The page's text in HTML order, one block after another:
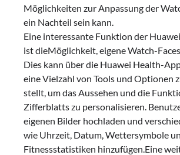
Möglichkeiten zur Anpassung der
ein Nachteil sein kann.
Eine interessante Funktion der
ist dieMöglichkeit, eigene Watch-
Dies kann über die Huawei Health-
eine Vielzahl von Tools und Optionen
stellt, um das Aussehen und die
Zifferblatts zu personalisieren.
eigenen Bilder hochladen und
wie Uhrzeit, Datum, Wettersymbole
Fitnessstatistiken hinzufügen.Eine